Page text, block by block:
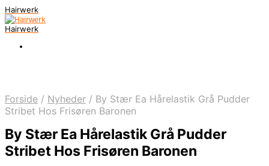
Hairwerk
Hairwerk
Forside / Nyheder / By Stær Ea Hårelastik Grå Pudder
Stribet Hos Frisøren Baronen
By Stær Ea Hårelastik Grå Pudder
Stribet Hos Frisøren Baronen